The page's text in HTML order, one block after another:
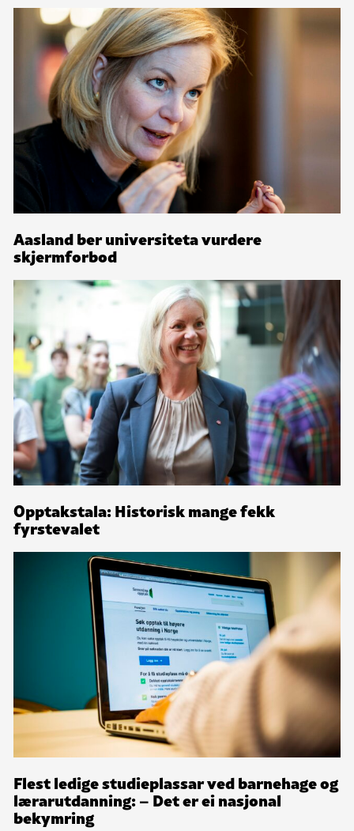
Aasland ber universiteta vurdere
skjermforbod
Opptakstala: Historisk mange fekk
fyrstevalet
Flest ledige studieplassar ved barnehage og
lærarutdanning: – Det er ei nasjonal
bekymring